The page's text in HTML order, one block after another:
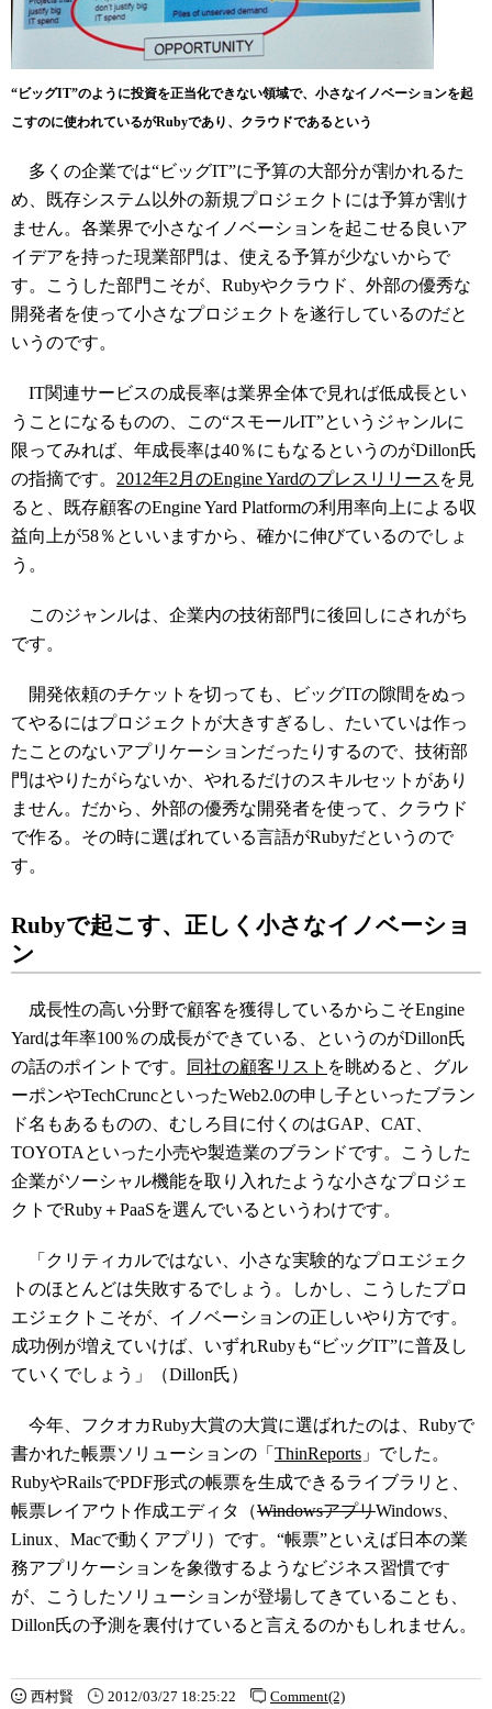
“ビッグIT”のように投資を正当化できない領域で、小さなイノベーションを起
こすのに使われているがRubyであり、クラウドであるという
多くの企業では“ビッグIT”に予算の大部分が割かれるた
め、既存システム以外の新規プロジェクトには予算が割け
ません。各業界で小さなイノベーションを起こせる良いア
イデアを持った現業部門は、使える予算が少ないからで
す。こうした部門こそが、Rubyやクラウド、外部の優秀な
開発者を使って小さなプロジェクトを遂行しているのだと
いうのです。
IT関連サービスの成長率は業界全体で見れば低成長とい
うことになるものの、この“スモールIT”というジャンルに
限ってみれば、年成長率は40％にもなるというのがDillon氏
の指摘です。 2012年2月のEngine Yardのプレスリリース を見
ると、既存顧客のEngine Yard Platformの利用率向上による収
益向上が58％といいますから、確かに伸びているのでしょ
う。
このジャンルは、企業内の技術部門に後回しにされがち
です。
開発依頼のチケットを切っても、ビッグITの隙間をぬっ
てやるにはプロジェクトが大きすぎるし、たいていは作っ
たことのないアプリケーションだったりするので、技術部
門はやりたがらないか、やれるだけのスキルセットがあり
ません。だから、外部の優秀な開発者を使って、クラウド
で作る。その時に選ばれている言語がRubyだというので
す。
Rubyで起こす、正しく小さなイノベーショ
ン
成長性の高い分野で顧客を獲得しているからこそEngine
Yardは年率100％の成長ができている、というのがDillon氏
の話のポイントです。
同社の顧客リスト を眺めると、グル
ーポンやTechCruncといったWeb2.0の申し子といったブラン
ド名もあるものの、むしろ目に付くのはGAP、CAT、
TOYOTAといった小売や製造業のブランドです。こうした
企業がソーシャル機能を取り入れたような小さなプロジェ
クトでRuby＋PaaSを選んでいるというわけです。
「クリティカルではない、小さな実験的なプロエジェク
トのほとんどは失敗するでしょう。しかし、こうしたプロ
エジェクトこそが、イノベーションの正しいやり方です。
成功例が増えていけば、いずれRubyも“ビッグIT”に普及し
ていくでしょう」（Dillon氏）
今年、フクオカRuby大賞の大賞に選ばれたのは、Rubyで
書かれた帳票ソリューションの「 ThinReports 」でした。
RubyやRailsでPDF形式の帳票を生成できるライブラリと、
帳票レイアウト作成エディタ（WindowsアプリWindows、
Linux、Macで動くアプリ）です。“帳票”といえば日本の業
務アプリケーションを象徴するようなビジネス習慣です
が、こうしたソリューションが登場してきていることも、
Dillon氏の予測を裏付けていると言えるのかもしれません。
西村賢 2012/03/27 18:25:22 Comment(2)